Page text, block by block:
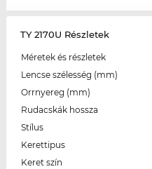
TY 2170U Részletek
Méretek és részletek
Lencse szélesség (mm)
Orrnyereg (mm)
Rudacskák hossza
Stílus
Kerettipus
Keret szín